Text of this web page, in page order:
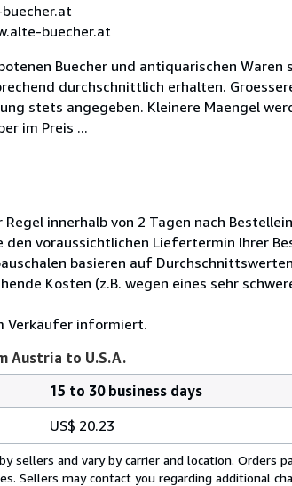
buecher.at
Buecher und antiquarischen Waren
durchschnittlich erhalten.
stets angegeben. Kleinere Maengel
im Preis ...
Regel innerhalb von 2 Tagen nach
den voraussichtlichen Liefertermin Ihrer
basieren auf
Kosten (z.B. wegen eines sehr
Verkäufer informiert.
Austria to U.S.A.
15 to 30 business days
US$ 20.23
sellers and vary by carrier and location. Orders
Sellers may contact you regarding additional